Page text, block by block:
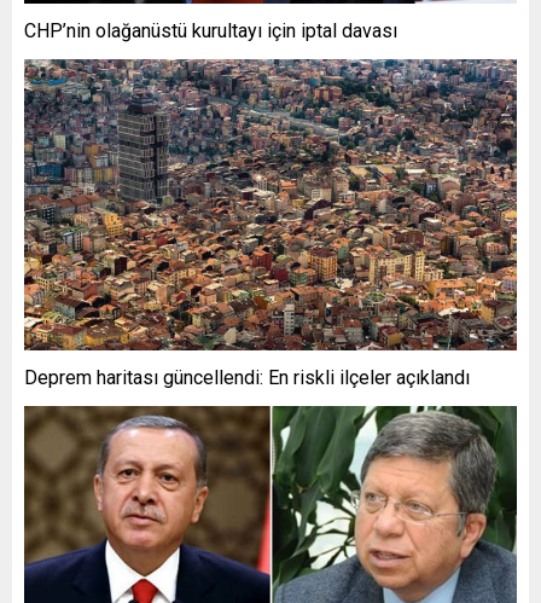
CHP’nin olağanüstü kurultayı için iptal davası
Deprem haritası güncellendi: En riskli ilçeler açıklandı